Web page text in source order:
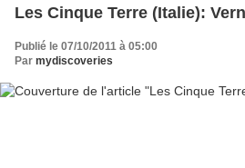
Les Cinque Terre (Italie):
Publié le 07/10/2011 à 05:00
Par mydiscoveries